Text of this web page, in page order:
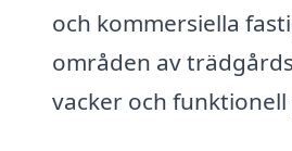
och kommersiella
områden av
vacker och funktionell